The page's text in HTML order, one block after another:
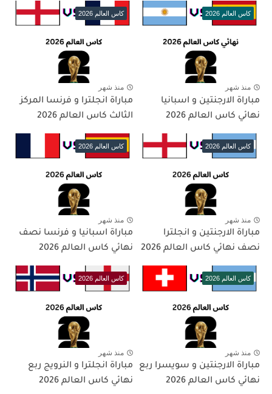
كاس العالم 2026
منذ شهر
مباراة الارجنتين و اسبانيا
نهائي كاس العالم 2026
كاس العالم 2026
منذ شهر
مباراة انجلترا و فرنسا المركز
الثالث كاس العالم 2026
كاس العالم 2026
منذ شهر
مباراة الارجنتين و انجلترا
نصف نهائي كاس العالم 2026
كاس العالم 2026
منذ شهر
مباراة اسبانيا و فرنسا نصف
نهائي كاس العالم 2026
كاس العالم 2026
منذ شهر
مباراة الارجنتين و سويسرا ربع
نهائي كاس العالم 2026
كاس العالم 2026
منذ شهر
مباراة انجلترا و النرويج ربع
نهائي كاس العالم 2026